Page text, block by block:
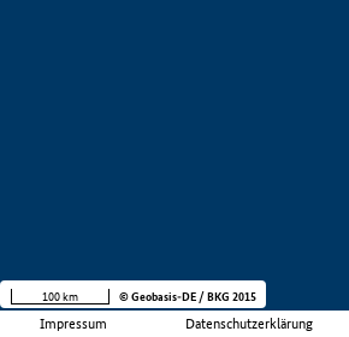
Impressum Datenschutzerklärung
100 km © Geobasis-DE / BKG 2015